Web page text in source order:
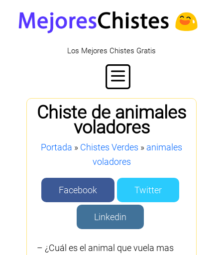
Los Mejores Chistes Gratis
Chiste de animales
voladores
Portada » Chistes Verdes » animales
voladores
Facebook Twitter
Linkedin
– ¿Cuál es el animal que vuela mas